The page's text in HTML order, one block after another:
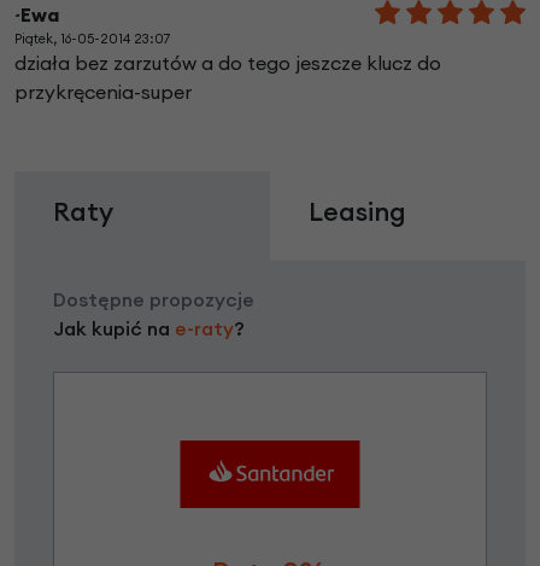
~Ewa
Piątek, 16-05-2014 23:07
działa bez zarzutów a do tego jeszcze klucz do
przykręcenia-super
Raty Leasing
Dostępne propozycje
Jak kupić na e-raty?